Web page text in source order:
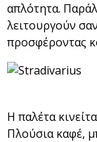
απλότητα.
λειτουργούν
προσφέροντας
Η παλέτα
Πλούσια καφέ,